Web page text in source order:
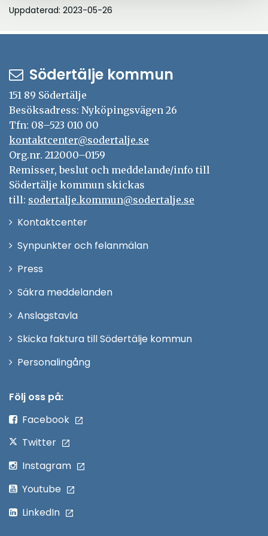
Uppdaterad: 2023-05-26
Södertälje kommun
151 89 Södertälje
Besöksadress: Nyköpingsvägen 26
Tfn: 08–523 010 00
kontaktcenter@sodertalje.se
Org.nr. 212000–0159
Remisser, beslut och meddelande/info till
Södertälje kommun skickas
till: sodertalje.kommun@sodertalje.se
KontaktcenterÖppna
Synpunkter och felanmälan
Press
fönster
Säkra meddelanden
Anslagstavla
Skicka faktura till Södertälje kommun
PersonalingångÖppna
Följ oss på:
Facebook
Twitter
Instagram
Youtube
LinkedIn